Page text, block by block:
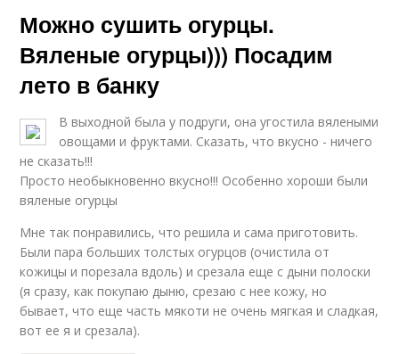
Можно сушить огурцы.
Вяленые огурцы))) Посадим
лето в банку
В выходной была у подруги, она угостила вялеными
овощами и фруктами. Сказать, что вкусно - ничего
не сказать!!!
Просто необыкновенно вкусно!!! Особенно хороши были
вяленые огурцы
Мне так понравились, что решила и сама приготовить.
Были пара больших толстых огурцов (очистила от
кожицы и порезала вдоль) и срезала еще с дыни полоски
(я сразу, как покупаю дыню, срезаю с нее кожу, но
бывает, что еще часть мякоти не очень мягкая и сладкая,
вот ее я и срезала).